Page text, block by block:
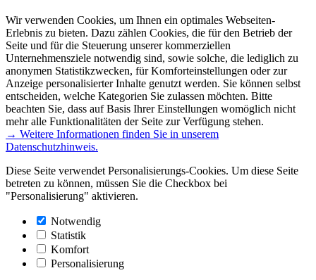
Wir verwenden Cookies, um Ihnen ein optimales Webseiten-
Erlebnis zu bieten. Dazu zählen Cookies, die für den Betrieb der
Seite und für die Steuerung unserer kommerziellen
Unternehmensziele notwendig sind, sowie solche, die lediglich zu
anonymen Statistikzwecken, für Komforteinstellungen oder zur
Anzeige personalisierter Inhalte genutzt werden. Sie können selbst
entscheiden, welche Kategorien Sie zulassen möchten. Bitte
beachten Sie, dass auf Basis Ihrer Einstellungen womöglich nicht
mehr alle Funktionalitäten der Seite zur Verfügung stehen.
→ Weitere Informationen finden Sie in unserem
Datenschutzhinweis.
Diese Seite verwendet Personalisierungs-Cookies. Um diese Seite
betreten zu können, müssen Sie die Checkbox bei
"Personalisierung" aktivieren.
Notwendig
Statistik
Komfort
Personalisierung